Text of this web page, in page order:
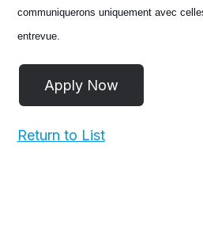
communiquerons uniquement avec
entrevue.
Return to List